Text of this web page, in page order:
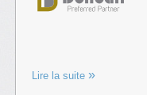
Lire la suite